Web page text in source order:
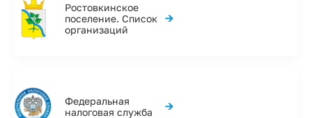
Ростовкинское
поселение. Список
организаций
→
Федеральная
налоговая служба
→